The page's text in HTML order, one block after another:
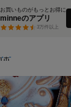
お買いものがもっとお得に
minneのアプリ
3万件以上